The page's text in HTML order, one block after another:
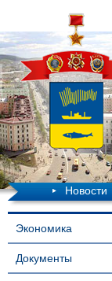
Новости
Экономика
Документы